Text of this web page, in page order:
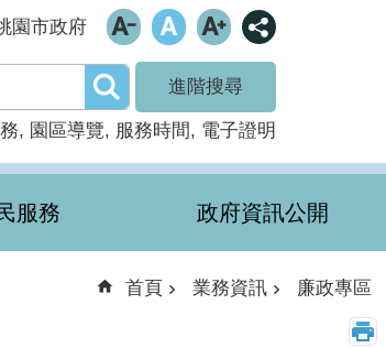
園市政府
進階搜尋
園區導覽 服務時間 電子證明
服務 政府資訊公開
首頁 業務資訊 廉政專區